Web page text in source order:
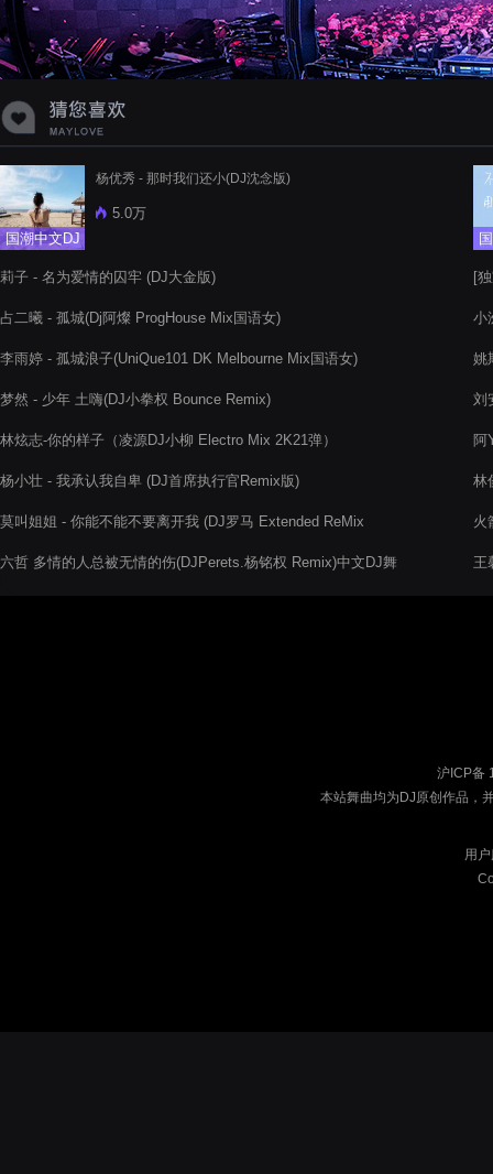
国潮中文DJ
杨优秀 - 那时我们还小(DJ沈念版)
5.0万
莉子 - 名为爱情的囚牢 (DJ大金版)
占二曦 - 孤城(Dj阿燦 ProgHouse Mix国语女)
李雨婷 - 孤城浪子(UniQue101 DK Melbourne Mix国语女)
梦然 - 少年 土嗨(DJ小拳权 Bounce Remix)
林炫志-你的样子（凌源DJ小柳 Electro Mix 2K21弹）
杨小壮 - 我承认我自卑 (DJ首席执行官Remix版)
莫叫姐姐 - 你能不能不要离开我 (DJ罗马 Extended ReMix
六哲 多情的人总被无情的伤(DJPerets.杨铭权 Remix)中文DJ舞
[
小
姚
刘
阿
林
火
王
沪ICP备
本站舞曲均为DJ原创作品，
用